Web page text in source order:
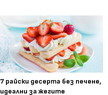
7 райски десерта без печене,
идеални за жегите